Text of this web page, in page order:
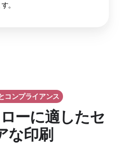
。
コンプライアンス
ーに適したセ
な印刷